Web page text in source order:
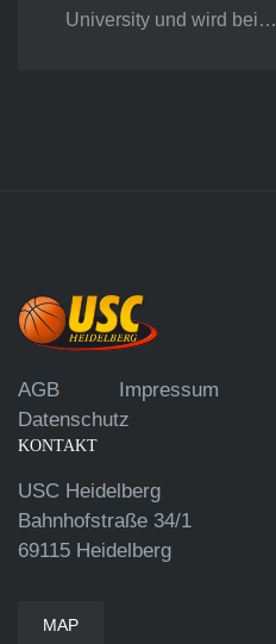
University und wird bei…
AGB Impressum
Datenschutz
KONTAKT
USC Heidelberg
Bahnhofstraße 34/1
69115 Heidelberg
MAP